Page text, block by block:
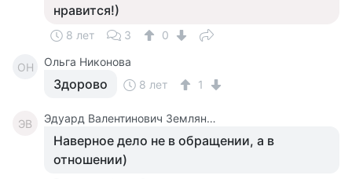
нравится!)
8 лет 3 0
ОН Ольга Никонова
Здорово 8 лет 1
ЭВ Эдуард Валентинович Землянский
Наверное дело не в обращении, а в
отношении)